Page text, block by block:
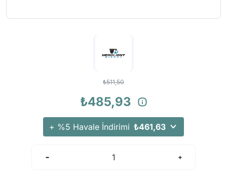
₺511,50
₺485,93
+ %5 Havale İndirimi ₺461,63